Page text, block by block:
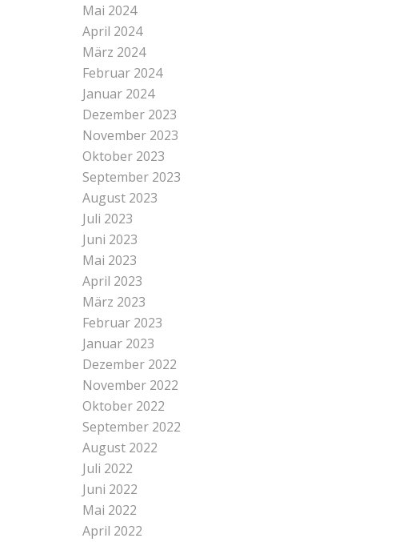
Mai 2024
April 2024
März 2024
Februar 2024
Januar 2024
Dezember 2023
November 2023
Oktober 2023
September 2023
August 2023
Juli 2023
Juni 2023
Mai 2023
April 2023
März 2023
Februar 2023
Januar 2023
Dezember 2022
November 2022
Oktober 2022
September 2022
August 2022
Juli 2022
Juni 2022
Mai 2022
April 2022